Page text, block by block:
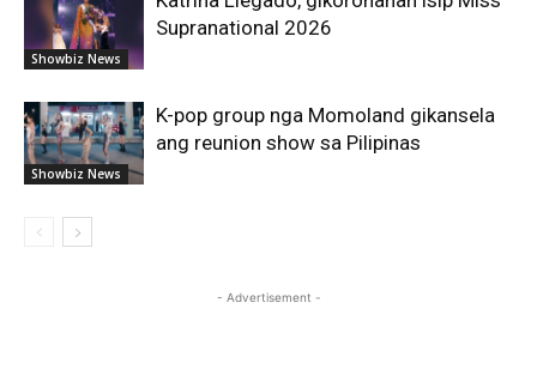
Showbiz News
Supranational 2026
Showbiz News
K-pop group nga Momoland gikansela
ang reunion show sa Pilipinas
- Advertisement -